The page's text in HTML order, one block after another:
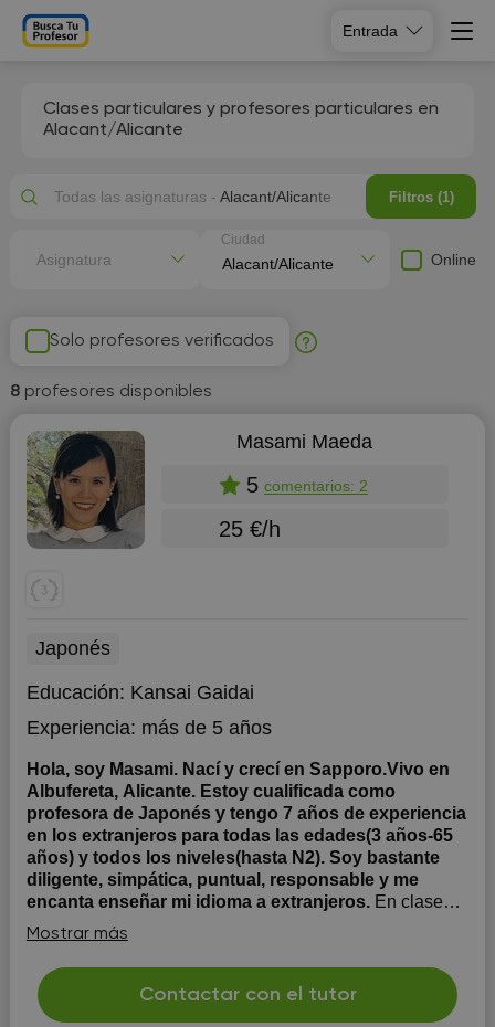
Entrada
Clases particulares y profesores particulares en
Alacant/Alicante
Solo profesores verificados
8 profesores disponibles
Masami Maeda
5 comentarios: 2
25 €/h
Japonés
Educación: Kansai Gaidai
Experiencia: más de 5 años
Hola, soy Masami. Nací y crecí en Sapporo.Vivo en
Albufereta, Alicante. Estoy cualificada como
profesora de Japonés y tengo 7 años de experiencia
en los extranjeros para todas las edades(3 años-65
años) y todos los niveles(hasta N2). Soy bastante
diligente, simpática, puntual, responsable y me
encanta enseñar mi idioma a extranjeros. En clase
enseño en Ingles (nivel C1) pero si lo prefieres puedo
hacerlo también en español (nivel B2)
Mostrar más
Contactar con el tutor
Todas las asignaturas - Alacant/Alicante Filtros (1)
Asignatura
Ciudad
Online